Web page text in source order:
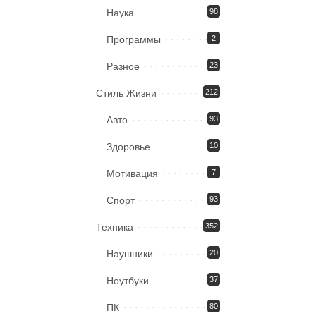
Наука 98
Программы 2
Разное 23
Стиль Жизни 212
Авто 93
Здоровье 10
Мотивация 7
Спорт 93
Техника 352
Наушники 20
Ноутбуки 37
ПК 80